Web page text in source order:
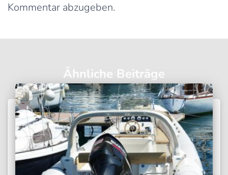
Kommentar abzugeben.
Ähnliche Beiträge